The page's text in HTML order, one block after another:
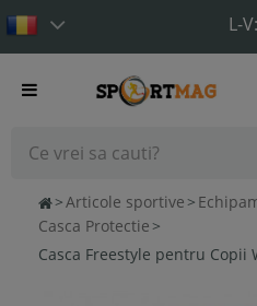
L-
Toggle
>Articole sportive >
Casca Protectie >
Casca Freestyle pentru Copii